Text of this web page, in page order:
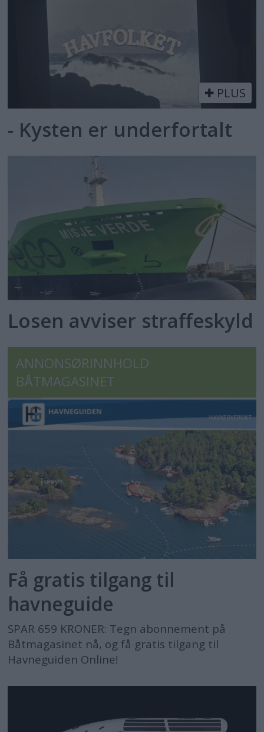
PLUS
- Kysten er underfortalt
Losen avviser straffeskyld
ANNONSØRINNHOLD
BÅTMAGASINET
Få gratis tilgang til
havneguide
SPAR 659 KRONER: Tegn abonnement på
Båtmagasinet nå, og få gratis tilgang til
Havneguiden Online!